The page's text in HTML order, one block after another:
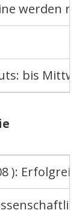
werden
bis
):